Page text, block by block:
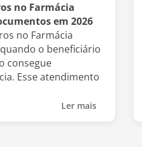
no Farmácia
em 2026
no Farmácia
o beneficiário
consegue
Esse atendimento
Ler mais